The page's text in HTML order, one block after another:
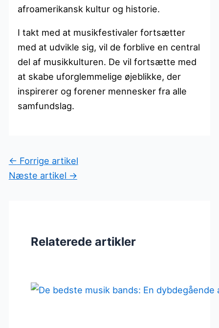
afroamerikansk kultur og historie.
I takt med at musikfestivaler fortsætter
med at udvikle sig, vil de forblive en central
del af musikkulturen. De vil fortsætte med
at skabe uforglemmelige øjeblikke, der
inspirerer og forener mennesker fra alle
samfundslag.
← Forrige artikel
Næste artikel →
Relaterede artikler